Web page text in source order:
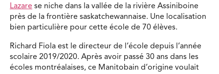
Lazare se niche dans la vallée de la rivière Assiniboine
près de la frontière saskatchewannaise. Une localisation
bien particulière pour cette école de 70 élèves.
Richard Fiola est le directeur de l’école depuis l’année
scolaire 2019/2020. Après avoir passé 30 ans dans les
écoles montréalaises, ce Manitobain d’origine voulait